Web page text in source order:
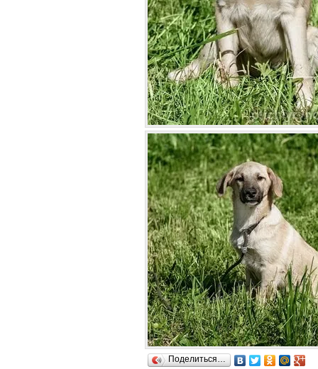
Поделиться…